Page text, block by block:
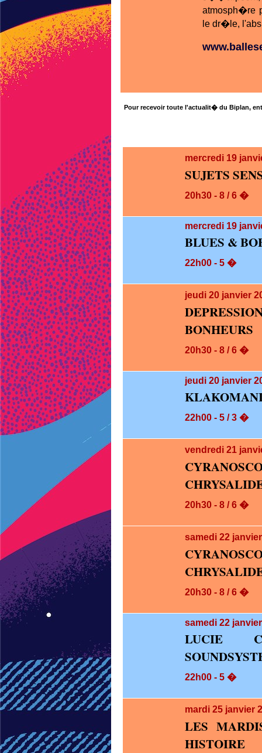
atmosph�re
le dr�le,
Pour recevoir toute l'actualit� du Biplan,
mercredi 19
SUJETS
20h30 - 8 / 6 �
mercredi 19
BLUES &
22h00 - 5 �
jeudi 20 janvier
BONHEURS
20h30 - 8 / 6 �
jeudi 20 janvier
22h00 - 5 / 3 �
vendredi 21
20h30 - 8 / 6 �
samedi 22
20h30 - 8 / 6 �
samedi 22
LUCIE
22h00 - 5 �
mardi 25 janvier
LES
HISTOIRE